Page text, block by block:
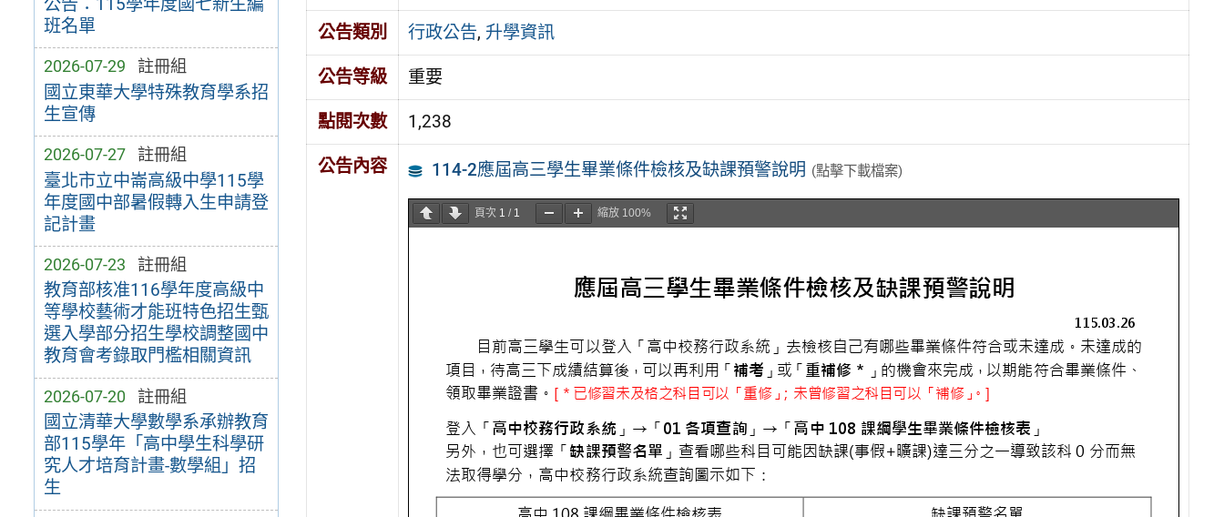
班名單
2026-07-29 註冊組
國立東華大學特殊教育學系招
生宣傳
2026-07-27 註冊組
臺北市立中崙高級中學115學
年度國中部暑假轉入生申請登
記計畫
2026-07-23 註冊組
教育部核准116學年度高級中
等學校藝術才能班特色招生甄
選入學部分招生學校調整國中
教育會考錄取門檻相關資訊
2026-07-20 註冊組
國立清華大學數學系承辦教育
部115學年「高中學生科學研
究人才培育計畫-數學組」招
生
公告類別 行政公告, 升學資訊
公告等級 重要
點閱次數 1,238
公告內容 114-2應屆高三學生畢業條件檢核及缺課預警說明 (點擊下載檔案)
頁次 1 / 1 縮放 100%